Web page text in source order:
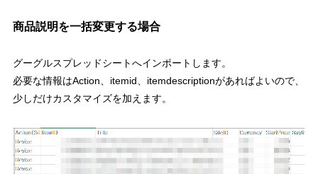
商品説明を一括変更する場合
グーグルスプレッドシートへインポートします。
必要な情報はAction、itemid、itemdescriptionがあればよいので、
少しだけカスタマイズを加えます。